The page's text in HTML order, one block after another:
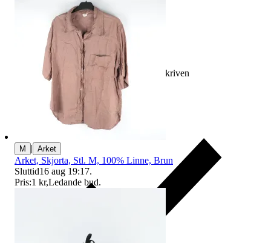
Ersättning om varan inte är som beskriven
M | Arket
Arket, Skjorta, Stl. M, 100% Linne, Brun
Sluttid16 aug 19:17.
Pris:1 kr,Ledande bud.